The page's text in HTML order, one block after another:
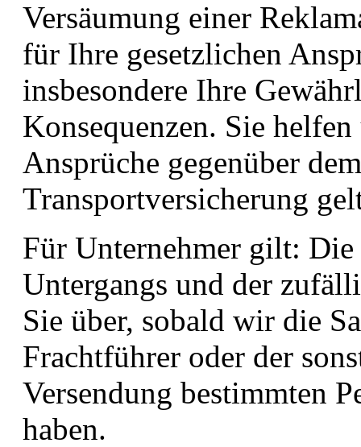
Versäumung einer
für Ihre gesetzlichen
insbesondere Ihre
Konsequenzen. Sie
Ansprüche gegenüber
Transportversicherung
Für Unternehmer gilt:
Untergangs und der
Sie über, sobald wir die
Frachtführer oder der
Versendung bestimmten
haben.